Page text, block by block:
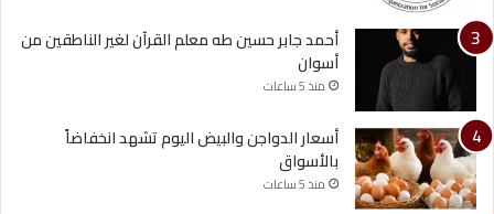
أحمد جابر حسين طه معلم القرآن لغير الناطقين من
أسوان
منذ 5 ساعات
أسعار الدواجن والبيض اليوم تشهد انخفاضاً
بالأسواق
منذ 5 ساعات